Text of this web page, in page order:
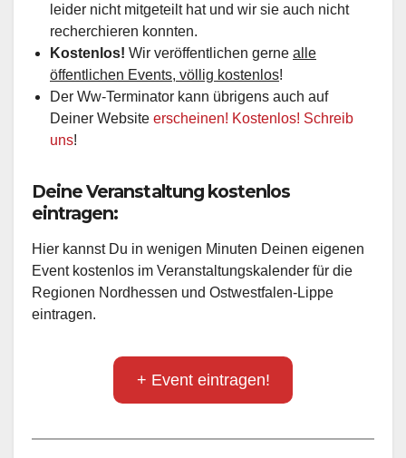
leider nicht mitgeteilt hat und wir sie auch nicht
recherchieren konnten.
Kostenlos! Wir veröffentlichen gerne alle
öffentlichen Events, völlig kostenlos!
Der Ww-Terminator kann übrigens auch auf
Deiner Website erscheinen! Kostenlos! Schreib
uns!
Deine Veranstaltung kostenlos
eintragen:
Hier kannst Du in wenigen Minuten Deinen eigenen
Event kostenlos im Veranstaltungskalender für die
Regionen Nordhessen und Ostwestfalen-Lippe
eintragen.
+ Event eintragen!